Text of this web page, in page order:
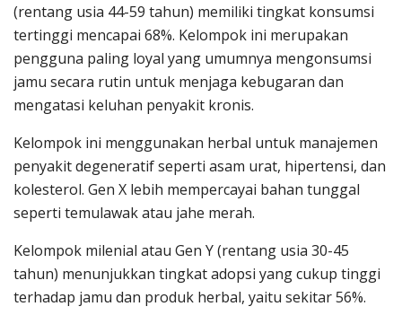
(rentang usia 44-59 tahun) memiliki tingkat konsumsi
tertinggi mencapai 68%. Kelompok ini merupakan
pengguna paling loyal yang umumnya mengonsumsi
jamu secara rutin untuk menjaga kebugaran dan
mengatasi keluhan penyakit kronis.
Kelompok ini menggunakan herbal untuk manajemen
penyakit degeneratif seperti asam urat, hipertensi, dan
kolesterol. Gen X lebih mempercayai bahan tunggal
seperti temulawak atau jahe merah.
Kelompok milenial atau Gen Y (rentang usia 30-45
tahun) menunjukkan tingkat adopsi yang cukup tinggi
terhadap jamu dan produk herbal, yaitu sekitar 56%.